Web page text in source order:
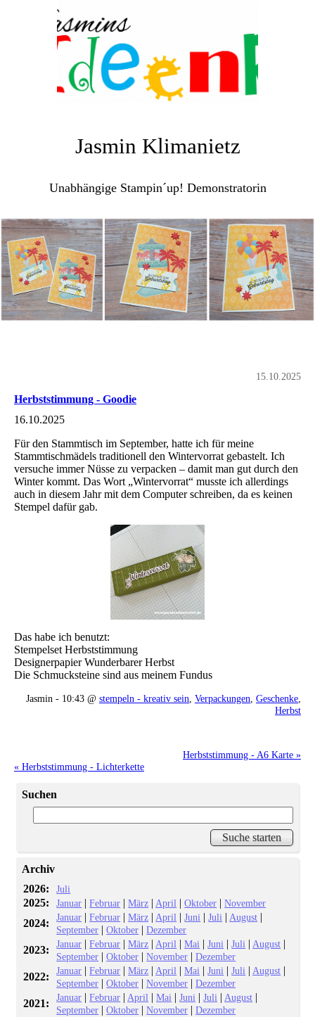
Jasmin Klimanietz
Unabhängige Stampin´up! Demonstratorin
15.10.2025
Herbststimmung - Goodie
16.10.2025
Für den Stammtisch im September, hatte ich für meine
Stammtischmädels traditionell den Wintervorrat gebastelt. Ich
versuche immer Nüsse zu verpacken – damit man gut durch den
Winter kommt. Das Wort „Wintervorrat“ musste ich allerdings
auch in diesem Jahr mit dem Computer schreiben, da es keinen
Stempel dafür gab.
Das habe ich benutzt:
Stempelset Herbststimmung
Designerpapier Wunderbarer Herbst
Die Schmucksteine sind aus meinem Fundus
Jasmin - 10:43 @ stempeln - kreativ sein Verpackungen Geschenke
Herbst
Herbststimmung - A6 Karte »
« Herbststimmung - Lichterkette
Suchen
Archiv
2026:
Juli
2025: Januar |Februar |März | April |Oktober |November
2024: Januar |Februar |März | April |Juni |Juli | August |
September |Oktober |Dezember
2023: Januar |Februar |März | April |Mai |Juni |Juli | August |
September |Oktober |November |Dezember
2022: Januar |Februar |März | April |Mai |Juni |Juli | August |
September |Oktober |November |Dezember
2021: Januar |Februar | April |Mai |Juni |Juli | August |
September |Oktober |November |Dezember